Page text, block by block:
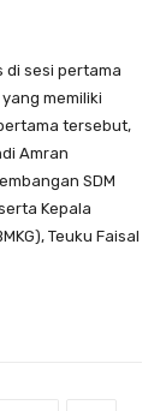
di sesi pertama
memiliki
tersebut,
Amran
SDM
Kepala
Teuku Faisal